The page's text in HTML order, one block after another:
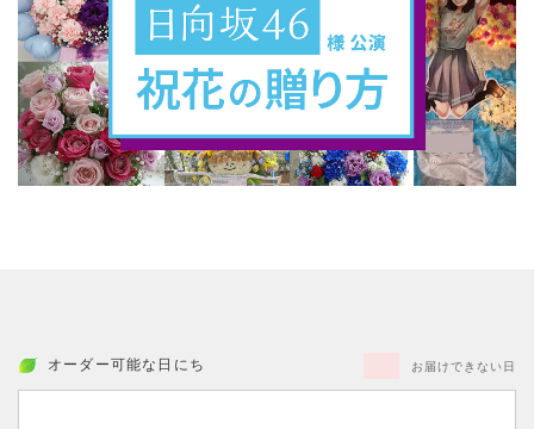
オーダー可能な日にち お届けできない日